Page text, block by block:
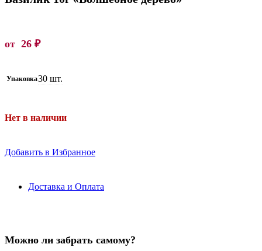
от 26 ₽
Упаковка30 шт.
Нет в наличии
Добавить в Избранное
Доставка и Оплата
Можно ли забрать самому?